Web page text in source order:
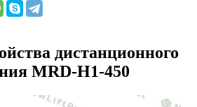
дистанционного
MRD-H1-450